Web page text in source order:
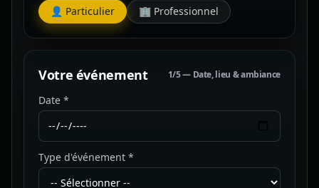
👤 Particulier
🏢 Professionnel
Votre événement 1/5 — Date, lieu & ambiance
Date *
Type d'événement *